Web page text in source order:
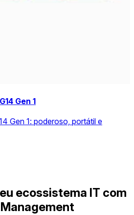
Gen 1
Gen 1: poderoso, portátil e
ecossistema IT com